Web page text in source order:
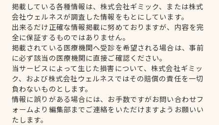
掲載している各種情報は、株式会社ギミック、または株式
会社ウェルネスが調査した情報をもとにしています。
出来るだけ正確な情報掲載に努めておりますが、内容を完
全に保証するものではありません。
掲載されている医療機関へ受診を希望される場合は、事前
に必ず該当の医療機関に直接ご確認ください。
当サービスによって生じた損害について、株式会社ギミッ
ク、および株式会社ウェルネスではその賠償の責任を一切
負わないものとします。
情報に誤りがある場合には、お手数ですがお問い合わせフ
ォームより編集部までご連絡をいただけますようお願いい
たします。